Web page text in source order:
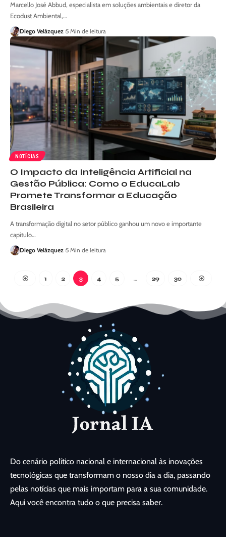
Marcello José Abbud, especialista em soluções ambientais e diretor da
Ecodust Ambiental,…
Diego Velázquez 5 Min de leitura
NOTÍCIAS
O Impacto da Inteligência Artificial na
Gestão Pública: Como o EducaLab
Promete Transformar a Educação
Brasileira
A transformação digital no setor público ganhou um novo e importante
capítulo…
Diego Velázquez 5 Min de leitura
1 2 3 4 5 29 30
Do cenário político nacional e internacional às inovações
tecnológicas que transformam o nosso dia a dia, passando
pelas notícias que mais importam para a sua comunidade.
Aqui você encontra tudo o que precisa saber.